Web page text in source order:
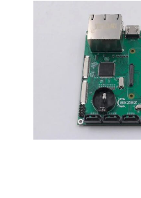
для
RPi
CM4»